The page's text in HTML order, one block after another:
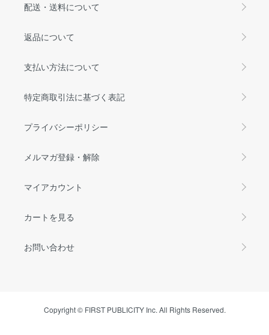
配送・送料について
返品について
支払い方法について
特定商取引法に基づく表記
プライバシーポリシー
メルマガ登録・解除
マイアカウント
カートを見る
お問い合わせ
Copyright © FIRST PUBLICITY Inc. All Rights Reserved.